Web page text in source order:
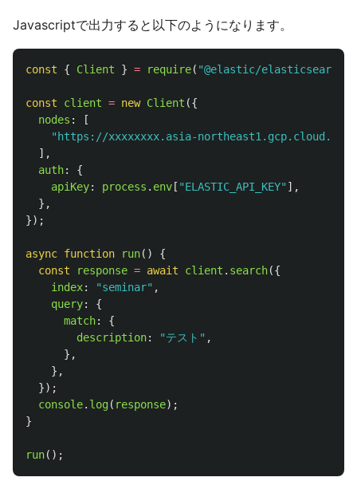
Javascriptで出力すると以下のようになります。
const { Client } = require( "@elastic/elasticsearch
const client = new Client ({
nodes :
[
" https://xxxxxxxx.asia-
],
auth:
{
apiKey: process . env [ "ELASTIC_API_KEY" ],
},
});
async function run()
{
const
response = await client . search({
index: "seminar" ,
query:
{
match:
{
description: "テスト " ,
},
},
});
console. log( response);
}
run();